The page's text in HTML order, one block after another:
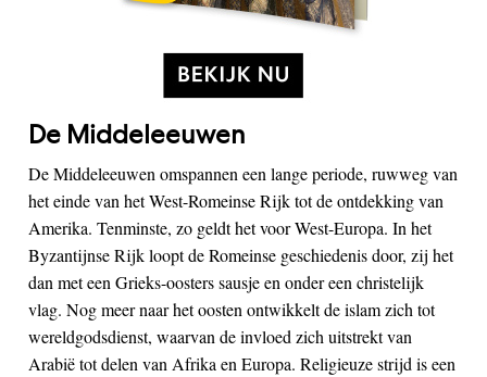
De Middeleeuwen
De Middeleeuwen omspannen een lange periode, ruwweg van
het einde van het West-Romeinse Rijk tot de ontdekking van
Amerika. Tenminste, zo geldt het voor West-Europa. In het
Byzantijnse Rijk loopt de Romeinse geschiedenis door, zij het
dan met een Grieks-oosters sausje en onder een christelijk
vlag. Nog meer naar het oosten ontwikkelt de islam zich tot
wereldgodsdienst, waarvan de invloed zich uitstrekt van
Arabië tot delen van Afrika en Europa. Religieuze strijd is een